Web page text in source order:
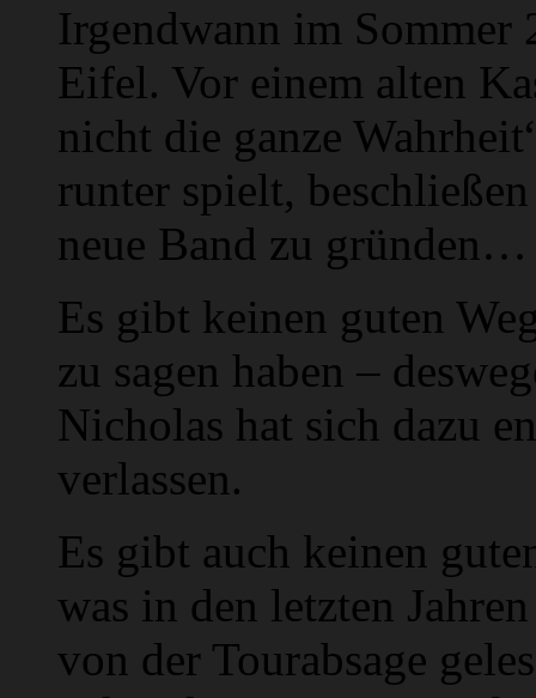
Irgendwann im Sommer
Eifel. Vor einem alten
nicht die ganze
runter spielt,
neue Band zu gründen…
Es gibt keinen guten
zu sagen haben –
Nicholas hat sich dazu
verlassen.
Es gibt auch keinen
was in den letzten
von der Tourabsage